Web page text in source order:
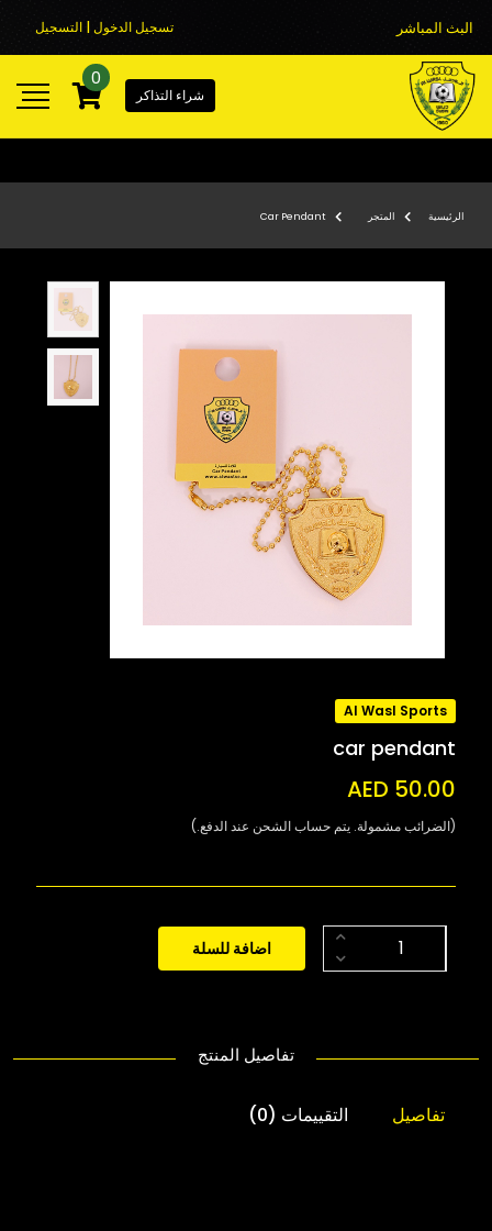
البث المباشر تسجيل الدخول | التسجيل
شراء التذاكر
0
الرئيسية المتجر Car Pendant
Al Wasl Sports
car pendant
AED 50.00
(الضرائب مشمولة. يتم حساب الشحن عند الدفع.)
اضافة للسلة
تفاصيل المنتج
تفاصيل التقييمات (0)